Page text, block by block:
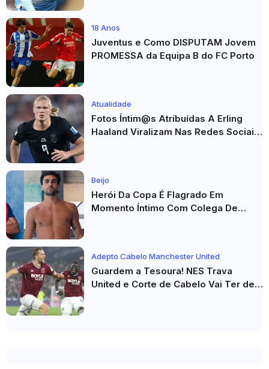
18 Anos
Juventus e Como DISPUTAM Jovem
PROMESSA da Equipa B do FC Porto
Atualidade
Fotos Íntim@s Atribuídas A Erling
Haaland Viralizam Nas Redes Sociais
Beijo
Herói Da Copa É Flagrado Em
Momento Íntimo Com Colega De
Adepto Cabelo Manchester United
Guardem a Tesoura! NES Trava
United e Corte de Cabelo Vai Ter de